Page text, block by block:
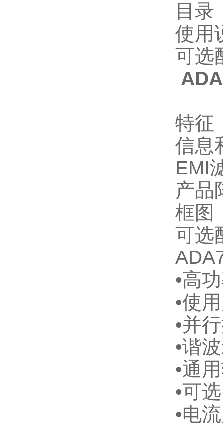
目录
使用
可选
特征
信息
EMI
产品
框图
可选
•高
•使
•并
•谐
•通
•可
•电